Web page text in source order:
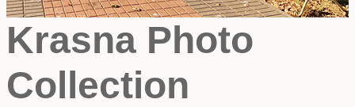
Krasna Photo
Collection